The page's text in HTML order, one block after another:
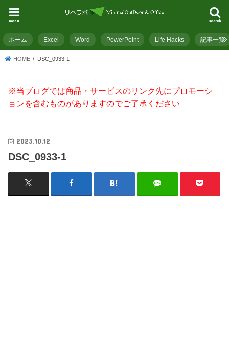
search
menu
ホーム Excel Word PowerPoint Life Hacks 記事一覧
HOME DSC_0933-1
※当ブログでは商品・サービスのリンク先にプロモーシ
ョンを含むものがありますのでご了承ください
2023.10.12
DSC_0933-1